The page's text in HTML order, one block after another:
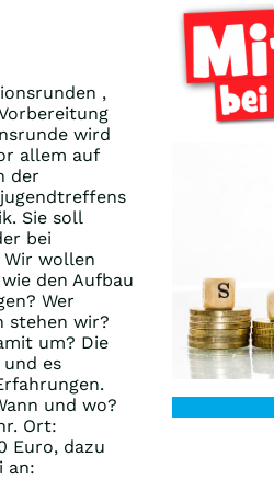
,
wird
allem auf
der
Sie soll
bei
wollen
den Aufbau
Wer
stehen wir?
um? Die
es
und wo?
Ort:
Euro, dazu
an: